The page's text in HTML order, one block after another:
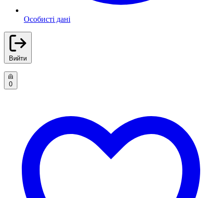
Особисті дані
Вийти
0